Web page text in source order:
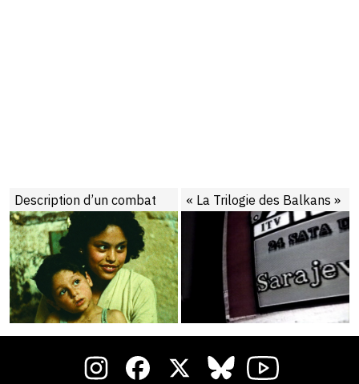
Description d’un combat « La Trilogie des Balkans »